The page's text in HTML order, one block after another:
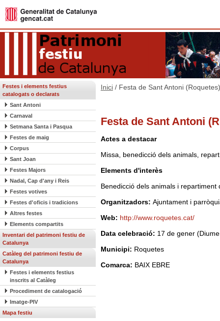
Festes i elements festius
catalogats o declarats
Sant Antoni
Carnaval
Setmana Santa i Pasqua
Festes de maig
Corpus
Sant Joan
Festes Majors
Nadal, Cap d'any i Reis
Festes votives
Festes d'oficis i tradicions
Altres festes
Elements compartits
Inventari del patrimoni festiu de
Catalunya
Catàleg del patrimoni festiu de
Catalunya
Festes i elements festius
inscrits al Catàleg
Procediment de catalogació
Imatge-PIV
Mapa festiu
Inici / Festa de Sant Antoni (Roquetes)
Festa de Sant Antoni
Actes a destacar
Missa, benedicció dels animals,
Elements d'interès
Benedicció dels animals i repartiment
Organitzadors: Ajuntament i
Web: http://www.roquetes.cat/
Data celebració: 17 de gener
Municipi: Roquetes
Comarca: BAIX EBRE